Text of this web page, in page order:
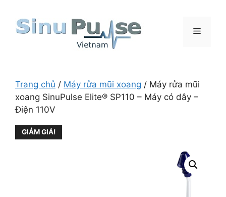
Menu
Trang chủ / Máy rửa mũi xoang / Máy rửa mũi
xoang SinuPulse Elite® SP110 – Máy có dây –
Điện 110V
GIẢM GIÁ!